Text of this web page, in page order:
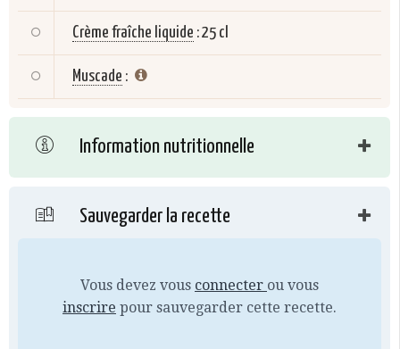
Crème fraîche liquide :25 cl
Muscade :
Information nutritionnelle
Sauvegarder la recette
Vous devez vous connecter ou vous
inscrire pour sauvegarder cette recette.